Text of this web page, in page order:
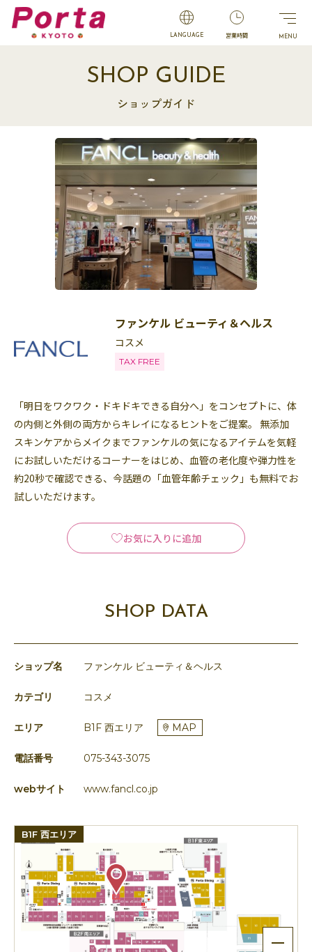
LANGUAGE 営業時間
SHOP GUIDE
ショップガイド
ファンケル ビューティ＆ヘルス
コスメ
TAX FREE
「明日をワクワク・ドキドキできる自分へ」をコンセプトに、体
の内側と外側の両方からキレイになるヒントをご提案。 無添加
スキンケアからメイクまでファンケルの気になるアイテムを気軽
にお試しいただけるコーナーをはじめ、血管の老化度や弾力性を
約20秒で確認できる、今話題の「血管年齢チェック」も無料でお
試しいただけます。
お気に入りに追加
SHOP DATA
ショップ名 ファンケル ビューティ＆ヘルス
カテゴリ コスメ
エリア B1F 西エリア MAP
電話番号 075-343-3075
webサイト www.fancl.co.jp
B1F 西エリア